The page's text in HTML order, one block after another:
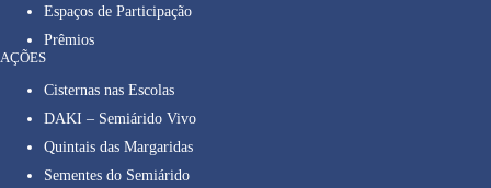
Espaços de Participação
Prêmios
AÇÕES
Cisternas nas Escolas
DAKI – Semiárido Vivo
Quintais das Margaridas
Sementes do Semiárido